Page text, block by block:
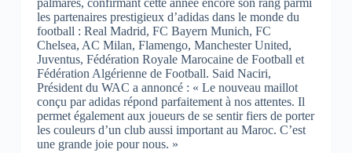
palmarès, confirmant cette année encore son rang parmi
les partenaires prestigieux d’adidas dans le monde du
football : Real Madrid, FC Bayern Munich, FC
Chelsea, AC Milan, Flamengo, Manchester United,
Juventus, Fédération Royale Marocaine de Football et
Fédération Algérienne de Football. Said Naciri,
Président du WAC a annoncé : « Le nouveau maillot
conçu par adidas répond parfaitement à nos attentes. Il
permet également aux joueurs de se sentir fiers de porter
les couleurs d’un club aussi important au Maroc. C’est
une grande joie pour nous. »